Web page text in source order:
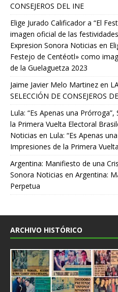
CONSEJEROS DEL INE
Elige Jurado Calificador a “El
imagen oficial de las
Expresion Sonora Noticias en
Festejo de Centéotl» como
de la Guelaguetza 2023
Jaime Javier Melo Martinez en
SELECCIÓN DE CONSEJEROS
Lula: “Es Apenas una
la Primera Vuelta Electoral
Noticias en Lula: “Es Apenas
Impresiones de la Primera
Argentina: Manifiesto de una
Sonora Noticias en Argentina:
Perpetua
ARCHIVO HISTÓRICO